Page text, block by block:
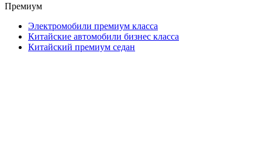
Премиум
Электромобили премиум класса
Китайские автомобили бизнес класса
Китайский премиум седан